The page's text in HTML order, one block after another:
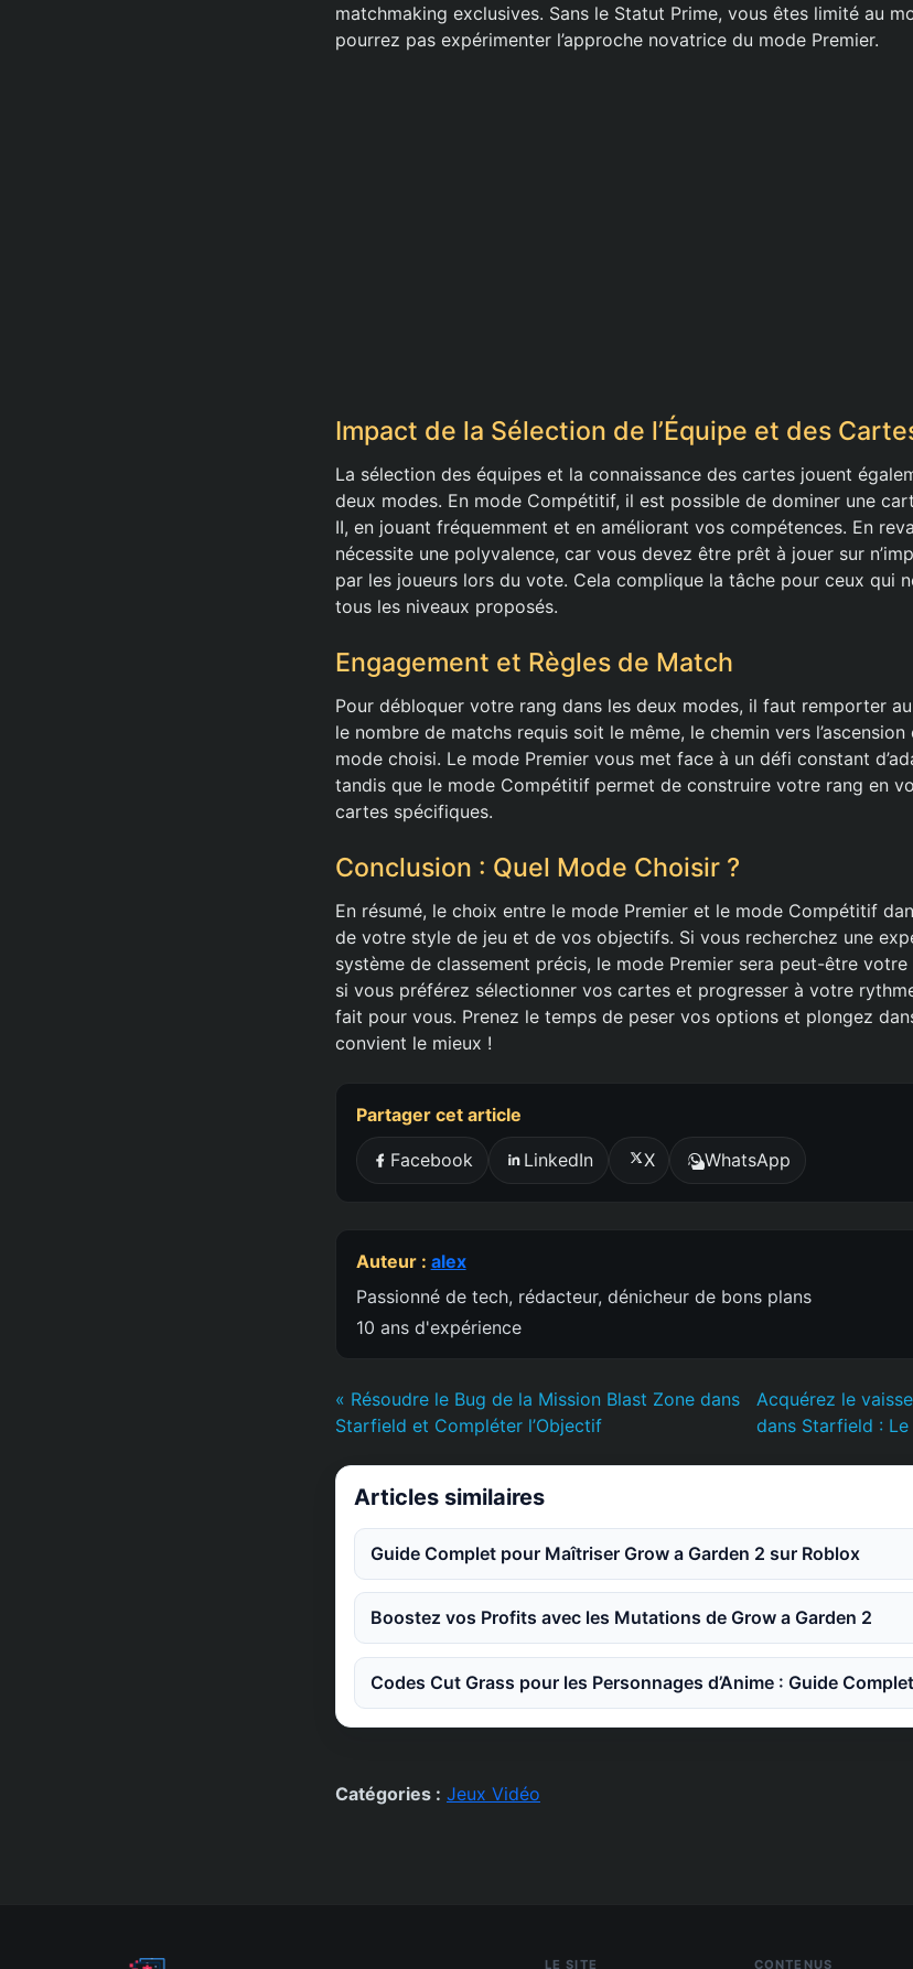
matchmaking exclusives. Sans le Statut Prime, vous êtes limité au
pourrez pas expérimenter l’approche novatrice du mode Premier.
Impact de la Sélection de l’Équipe et des
La sélection des équipes et la connaissance des cartes jouent
deux modes. En mode Compétitif, il est possible de dominer une
II, en jouant fréquemment et en améliorant vos compétences. En
nécessite une polyvalence, car vous devez être prêt à jouer sur
par les joueurs lors du vote. Cela complique la tâche pour ceux qui
tous les niveaux proposés.
Engagement et Règles de Match
Pour débloquer votre rang dans les deux modes, il faut remporter
le nombre de matchs requis soit le même, le chemin vers
mode choisi. Le mode Premier vous met face à un défi constant
tandis que le mode Compétitif permet de construire votre rang en
cartes spécifiques.
Conclusion : Quel Mode Choisir ?
En résumé, le choix entre le mode Premier et le mode Compétitif
de votre style de jeu et de vos objectifs. Si vous recherchez une
système de classement précis, le mode Premier sera peut-être
si vous préférez sélectionner vos cartes et progresser à votre
fait pour vous. Prenez le temps de peser vos options et plongez
convient le mieux !
Partager cet article
Facebook LinkedIn X WhatsApp
Auteur : alex
Passionné de tech, rédacteur, dénicheur de bons plans
10 ans d'expérience
« Résoudre le Bug de la Mission Blast Zone dans
Starfield et Compléter l’Objectif
Acquérez le
dans Starfield :
Articles similaires
Guide Complet pour Maîtriser Grow a Garden 2 sur Roblox
Boostez vos Profits avec les Mutations de Grow a Garden 2
Codes Cut Grass pour les Personnages d’Anime : Guide
Catégories : Jeux Vidéo
LE SITE CONTENUS